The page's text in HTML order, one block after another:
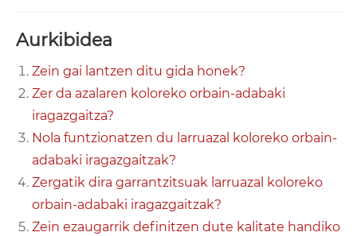
Aurkibidea
Zein gai lantzen ditu gida honek?
Zer da azalaren koloreko orbain-adabaki
iragazgaitza?
Nola funtzionatzen du larruazal koloreko orbain-
adabaki iragazgaitzak?
Zergatik dira garrantzitsuak larruazal koloreko
orbain-adabaki iragazgaitzak?
Zein ezaugarrik definitzen dute kalitate handiko